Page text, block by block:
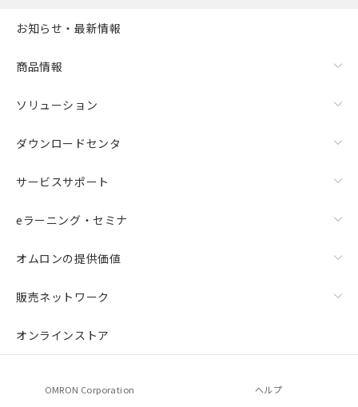
お知らせ・最新情報
商品情報
ソリューション
ダウンロードセンタ
サービスサポート
eラーニング・セミナ
オムロンの提供価値
販売ネットワーク
オンラインストア
OMRON Corporation ヘルプ